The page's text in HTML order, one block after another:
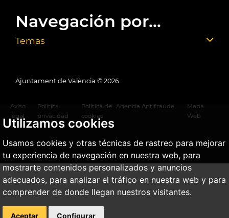
Utilizamos cookies
Usamos cookies y otras técnicas de rastreo para mejorar
tu experiencia de navegación en nuestra web, para
mostrarte contenidos personalizados y anuncios
adecuados, para analizar el tráfico en nuestra web y para
comprender de donde llegan nuestros visitantes.
Aceptar Configurar
Navegación por...
Temas
Ajuntament de València © 2026
Aviso
legal
Política
privacidad
Política de
cookies
Agencia Antifraude
Mapa
Web